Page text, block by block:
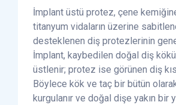
İmplant üstü protez, çene
titanyum vidaların üzerine
desteklenen diş protezlerinin
İmplant, kaybedilen doğal diş
üstlenir; protez ise görünen diş
Böylece kök ve taç bir bütün
kurgulanır ve doğal dişe yakın bir